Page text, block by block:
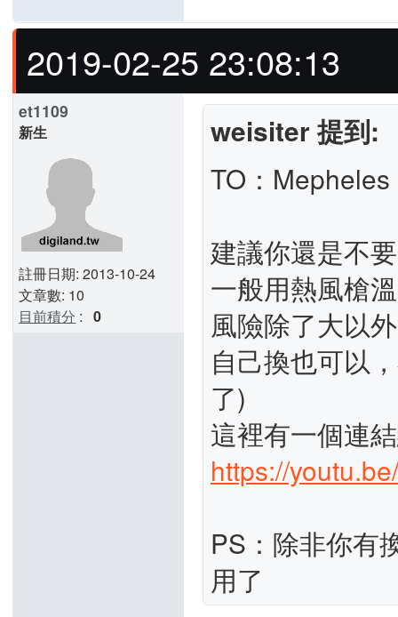
2019-02-25 23:08:13
et1109
新生
註冊日期: 2013-10-24
文章數: 10
目前積分 : 0
weisiter 提到:
TO：Mepheles
建議你還是不
一般用熱風槍
風險除了大以
自己換也可以
了)
這裡有一個連
https://
PS：除非你有
用了